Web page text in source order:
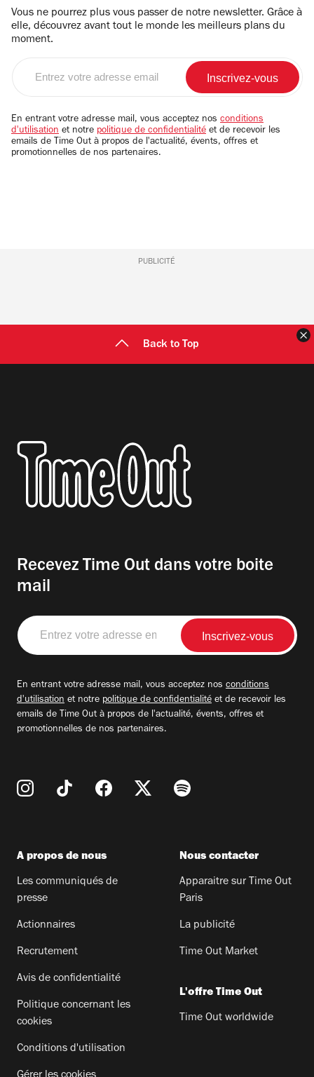
Vous ne pourrez plus vous passer de notre newsletter. Grâce à
elle, découvrez avant tout le monde les meilleurs plans du
moment.
email
En entrant votre adresse mail, vous acceptez nos conditions
d'utilisation et notre politique de confidentialité et de recevoir les
emails de Time Out à propos de l'actualité, évents, offres et
promotionnelles de nos partenaires.
PUBLICITÉ
Back to Top
Recevez Time Out dans votre boite
mail
Entrez
votre
adresse
En entrant votre adresse mail, vous acceptez nos conditions
d'utilisation et notre politique de confidentialité et de recevoir les
emails de Time Out à propos de l'actualité, évents, offres et
promotionnelles de nos partenaires.
A propos de nous
Les communiqués de
presse
Actionnaires
Recrutement
Avis de confidentialité
Politique concernant les
cookies
Conditions d'utilisation
Nous contacter
Apparaitre sur Time Out
Paris
La publicité
Time Out Market
L'offre Time Out
Time Out worldwide